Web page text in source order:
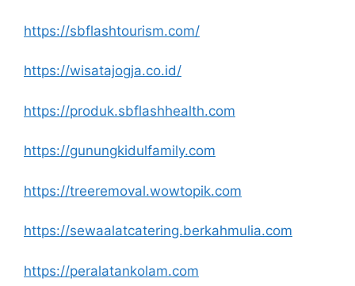
https://sbflashtourism.com/
https://wisatajogja.co.id/
https://produk.sbflashhealth.com
https://gunungkidulfamily.com
https://treeremoval.wowtopik.com
https://sewaalatcatering.berkahmulia.com
https://peralatankolam.com